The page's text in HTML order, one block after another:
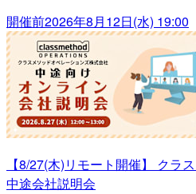
開催前2026年8月12日(水) 19:00
【8/27(木)リモート開催】 クラ
中途会社説明会